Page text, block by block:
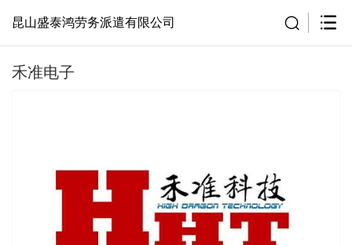
昆山盛泰鸿劳务派遣有限公司
禾准电子